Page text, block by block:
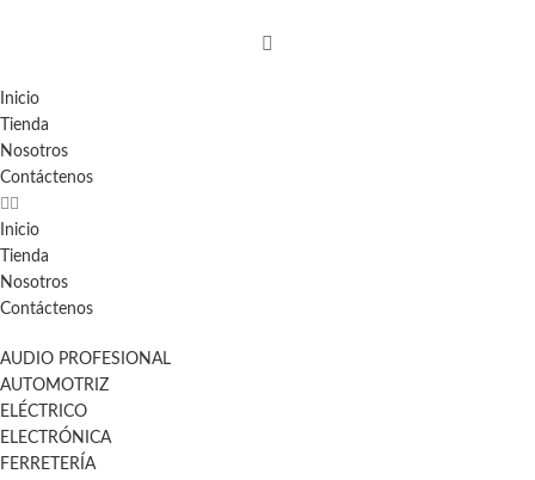
Inicio
Tienda
Nosotros
Contáctenos
Inicio
Tienda
Nosotros
Contáctenos
AUDIO PROFESIONAL
AUTOMOTRIZ
ELÉCTRICO
ELECTRÓNICA
FERRETERÍA